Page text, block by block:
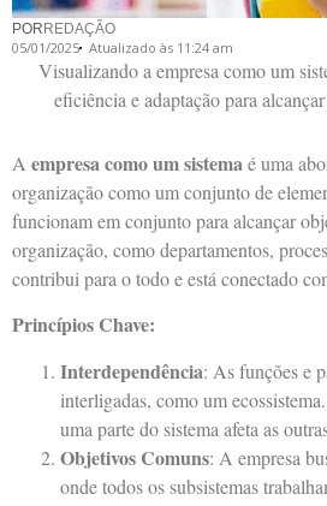
POR REDAÇÃO
05/01/2025 Atualizado às 11:24 am
Visualizando a empresa como um
eficiência e adaptação para
A empresa como um sistemaé uma
organização como um conjunto de
funcionam em conjunto para alcançar
organização, como departamentos,
contribui para o todo e está conectado
Princípios Chave:
Interdependência: As funções e
interligadas, como um
uma parte do sistema afeta as
Objetivos Comuns: A empresa
onde todos os subsistemas